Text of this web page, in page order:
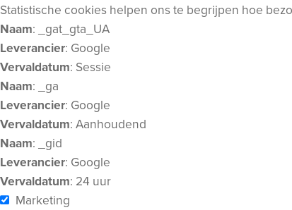
Statistische cookies helpen ons te begrijpen hoe
Naam: _gat_gta_UA
Leverancier: Google
Vervaldatum: Sessie
Naam: _ga
Leverancier: Google
Vervaldatum: Aanhoudend
Naam: _gid
Leverancier: Google
Vervaldatum: 24 uur
Marketing